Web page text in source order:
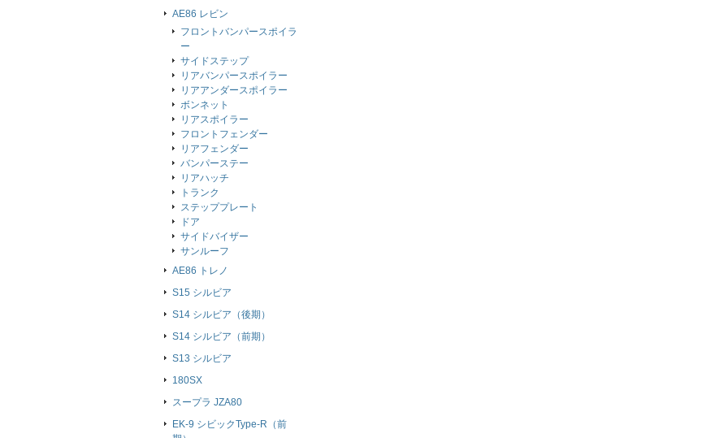
AE86 レビン
フロントバンパースポイラ
ー
サイドステップ
リアバンパースポイラー
リアアンダースポイラー
ボンネット
リアスポイラー
フロントフェンダー
リアフェンダー
バンパーステー
リアハッチ
トランク
ステッププレート
ドア
サイドバイザー
サンルーフ
AE86 トレノ
S15 シルビア
S14 シルビア（後期）
S14 シルビア（前期）
S13 シルビア
180SX
スープラ JZA80
EK-9 シビックType-R（前